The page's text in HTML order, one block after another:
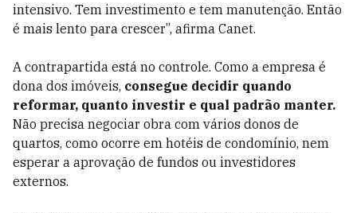
intensivo. Tem investimento e tem manutenção. Então
é mais lento para crescer”, afirma Canet.
A contrapartida está no controle. Como a empresa é
dona dos imóveis, consegue decidir quando
reformar, quanto investir e qual padrão manter.
Não precisa negociar obra com vários donos de
quartos, como ocorre em hotéis de condomínio, nem
esperar a aprovação de fundos ou investidores
externos.